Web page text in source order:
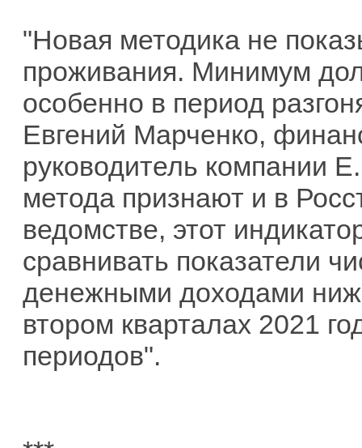
"Новая методика не
проживания. Минимум
особенно в период
Евгений Марченко,
руководитель компании
метода признают и в
ведомстве, этот
сравнивать показатели
денежными доходами
втором кварталах 2021
периодов".